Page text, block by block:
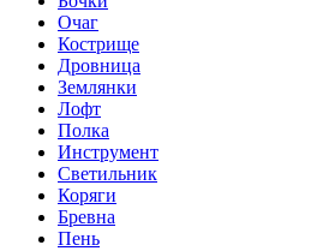
Очаг
Кострище
Дровница
Землянки
Лофт
Полка
Инструмент
Светильник
Коряги
Бревна
Пень